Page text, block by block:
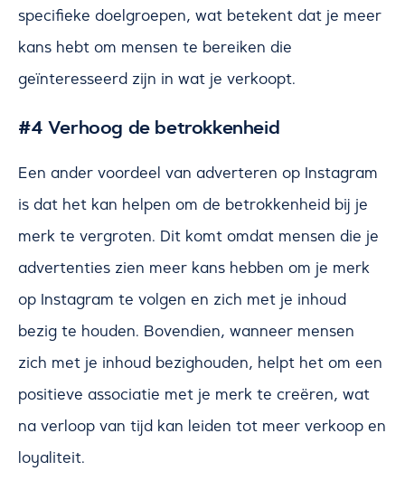
specifieke doelgroepen, wat betekent dat je meer
kans hebt om mensen te bereiken die
geïnteresseerd zijn in wat je verkoopt.
#4 Verhoog de betrokkenheid
Een ander voordeel van adverteren op Instagram
is dat het kan helpen om de betrokkenheid bij je
merk te vergroten. Dit komt omdat mensen die je
advertenties zien meer kans hebben om je merk
op Instagram te volgen en zich met je inhoud
bezig te houden. Bovendien, wanneer mensen
zich met je inhoud bezighouden, helpt het om een
positieve associatie met je merk te creëren, wat
na verloop van tijd kan leiden tot meer verkoop en
loyaliteit.